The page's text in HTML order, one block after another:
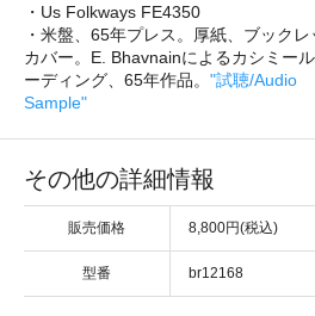
・Us Folkways FE4350
・米盤、65年プレス。厚紙、ブック
カバー。E. Bhavnainによるカシミー
ーディング、65年作品。 "試聴/Audio
Sample"
その他の詳細情報
販売価格 8,800円(税込)
型番 br12168